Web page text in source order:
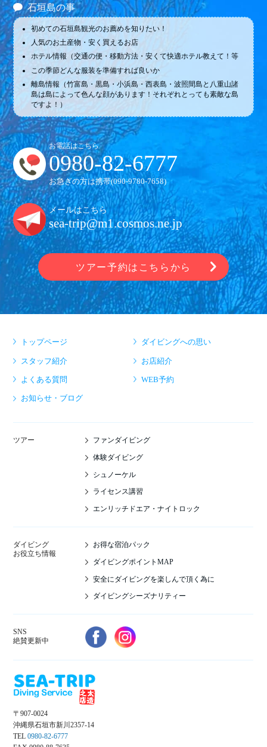
石垣島の事
初めての石垣島観光のお薦めを知りたい！
人気のお土産物・安く買えるお店
ホテル情報（交通の便・移動方法・安くて快適ホテル教えて！等
この季節どんな服装を準備すれば良いか
離島情報（竹富島・黒島・小浜島・西表島・波照間島と八重山諸
島は島によって色んな顔があります！それぞれとっても素敵な島
ですよ！）
お電話はこちら
0980-82-6777
お急ぎの方は携帯(090-9780-7658)
メールはこちら
sea-trip@m1.cosmos.ne.jp
ツアー予約はこちらから
トップページ ダイビングへの思い
スタッフ紹介 お店紹介
よくある質問 WEB予約
お知らせ・ブログ
ツアー ファンダイビング
体験ダイビング
シュノーケル
ライセンス講習
エンリッチドエア・ナイトロック
ダイビング
お役立ち情報
お得な宿泊パック
ダイビングポイントMAP
安全にダイビングを楽しんで頂く為に
ダイビングシーズナリティー
SNS
絶賛更新中
〒907-0024
沖縄県石垣市新川2357-14
TEL 0980-82-6777